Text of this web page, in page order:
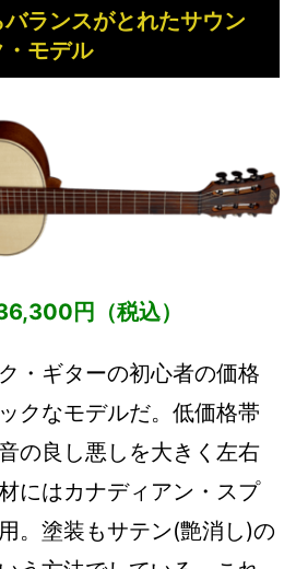
ランスがとれたサウン
・モデル
円（税込）
・ギターの初心者の価格
クなモデルだ。低価格帯
の良し悪しを大きく左右
にはカナディアン・スプ
。塗装もサテン(艶消し)の